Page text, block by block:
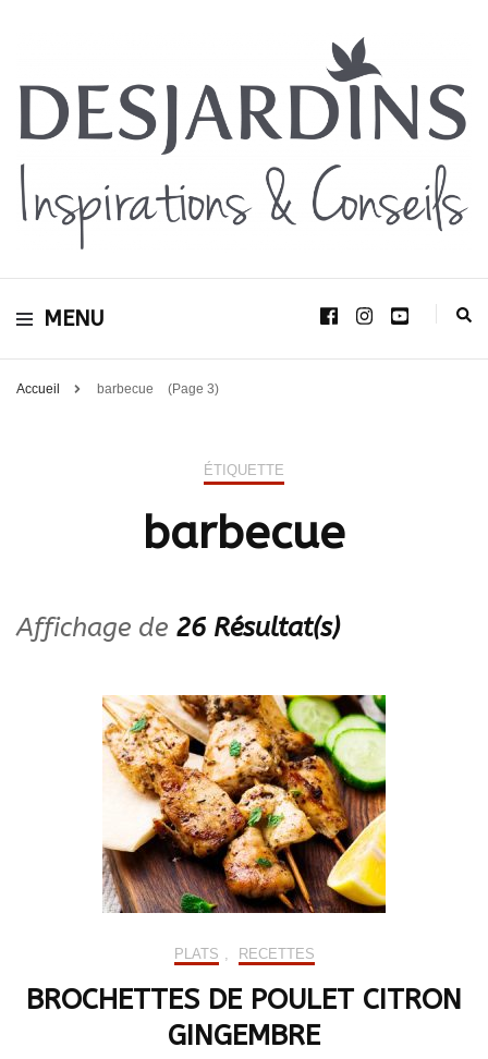
Desjardins
Inspirations &
Conseils
Avec le blog Desjardins, nous avons pour volonté de partager et de transmettre
d’aménagement d’intérieur et d’extérieur.
MENU
Accueil barbecue (Page 3)
ÉTIQUETTE
barbecue
Affichage de 26 Résultat(s)
PLATS , RECETTES
BROCHETTES DE POULET CITRON
GINGEMBRE